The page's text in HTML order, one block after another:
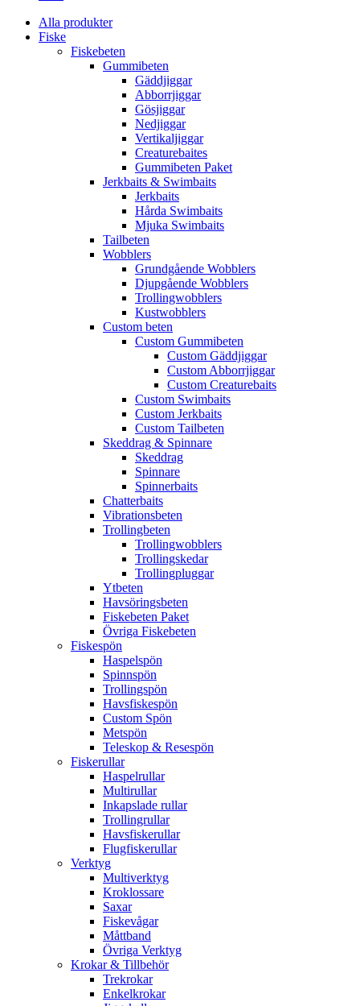
Alla produkter
Fiske
Fiskebeten
Gummibeten
Gäddjiggar
Abborrjiggar
Gösjiggar
Nedjiggar
Vertikaljiggar
Creaturebaites
Gummibeten Paket
Jerkbaits & Swimbaits
Jerkbaits
Hårda Swimbaits
Mjuka Swimbaits
Tailbeten
Wobblers
Grundgående Wobblers
Djupgående Wobblers
Trollingwobblers
Kustwobblers
Custom beten
Custom Gummibeten
Custom Gäddjiggar
Custom Abborrjiggar
Custom Creaturebaits
Custom Swimbaits
Custom Jerkbaits
Custom Tailbeten
Skeddrag & Spinnare
Skeddrag
Spinnare
Spinnerbaits
Chatterbaits
Vibrationsbeten
Trollingbeten
Trollingwobblers
Trollingskedar
Trollingpluggar
Ytbeten
Havsöringsbeten
Fiskebeten Paket
Övriga Fiskebeten
Fiskespön
Haspelspön
Spinnspön
Trollingspön
Havsfiskespön
Custom Spön
Metspön
Teleskop & Resespön
Fiskerullar
Haspelrullar
Multirullar
Inkapslade rullar
Trollingrullar
Havsfiskerullar
Flugfiskerullar
Verktyg
Multiverktyg
Kroklossare
Saxar
Fiskevågar
Måttband
Övriga Verktyg
Krokar & Tillbehör
Trekrokar
Enkelkrokar